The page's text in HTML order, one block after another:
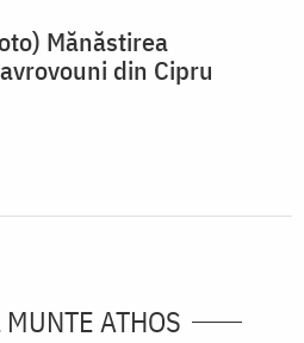
Mănăstirea
din Cipru
ATHOS